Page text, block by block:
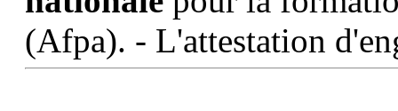
(Afpa). - L'attestation